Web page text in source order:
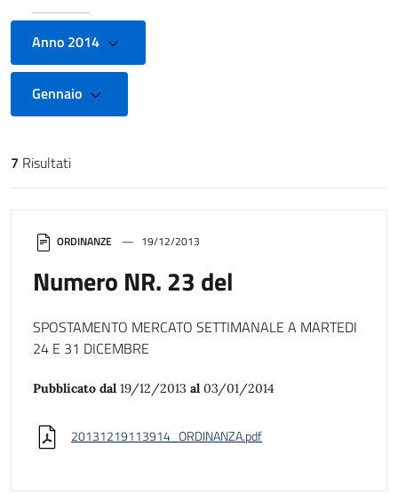
Anno 2014
Gennaio
Risultati di ricerca
7 Risultati
ORDINANZE 19/12/2013
Numero NR. 23 del
SPOSTAMENTO MERCATO SETTIMANALE A MARTEDI
24 E 31 DICEMBRE
Pubblicato dal 19/12/2013 al 03/01/2014
20131219113914_ORDINANZA.pdf